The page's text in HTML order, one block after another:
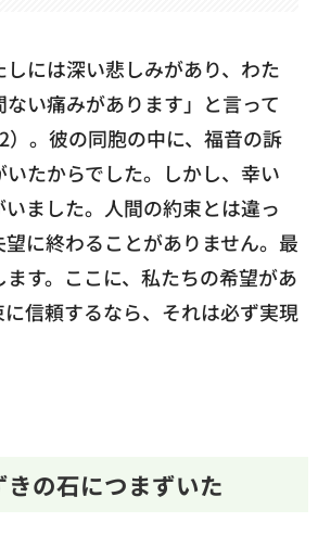
には深い悲しみがあり、わた
ない痛みがあります」と言って
）。彼の同胞の中に、福音の訴
いたからでした。しかし、幸い
ました。人間の約束とは違っ
に終わることがありません。最
す。ここに、私たちの希望があ
に信頼するなら、それは必ず実現
の石につまずいた